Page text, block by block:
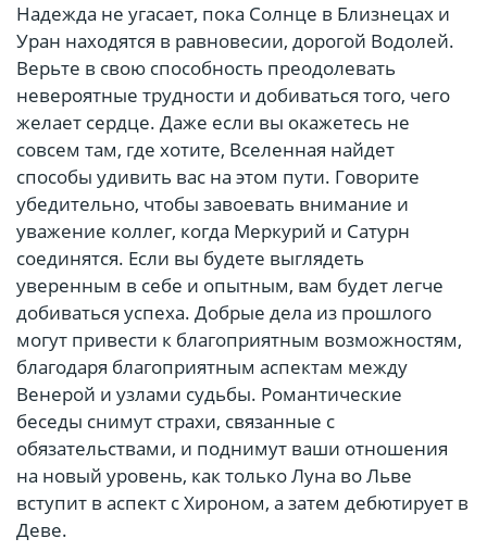
Надежда не угасает, пока Солнце в Близнецах и
Уран находятся в равновесии, дорогой Водолей.
Верьте в свою способность преодолевать
невероятные трудности и добиваться того, чего
желает сердце. Даже если вы окажетесь не
совсем там, где хотите, Вселенная найдет
способы удивить вас на этом пути. Говорите
убедительно, чтобы завоевать внимание и
уважение коллег, когда Меркурий и Сатурн
соединятся. Если вы будете выглядеть
уверенным в себе и опытным, вам будет легче
добиваться успеха. Добрые дела из прошлого
могут привести к благоприятным возможностям,
благодаря благоприятным аспектам между
Венерой и узлами судьбы. Романтические
беседы снимут страхи, связанные с
обязательствами, и поднимут ваши отношения
на новый уровень, как только Луна во Льве
вступит в аспект с Хироном, а затем дебютирует в
Деве.